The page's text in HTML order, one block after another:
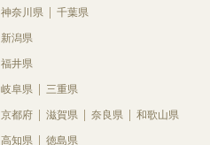
神奈川県 千葉県
新潟県
福井県
岐阜県 三重県
京都府 滋賀県 奈良県 和歌山県
高知県 徳島県